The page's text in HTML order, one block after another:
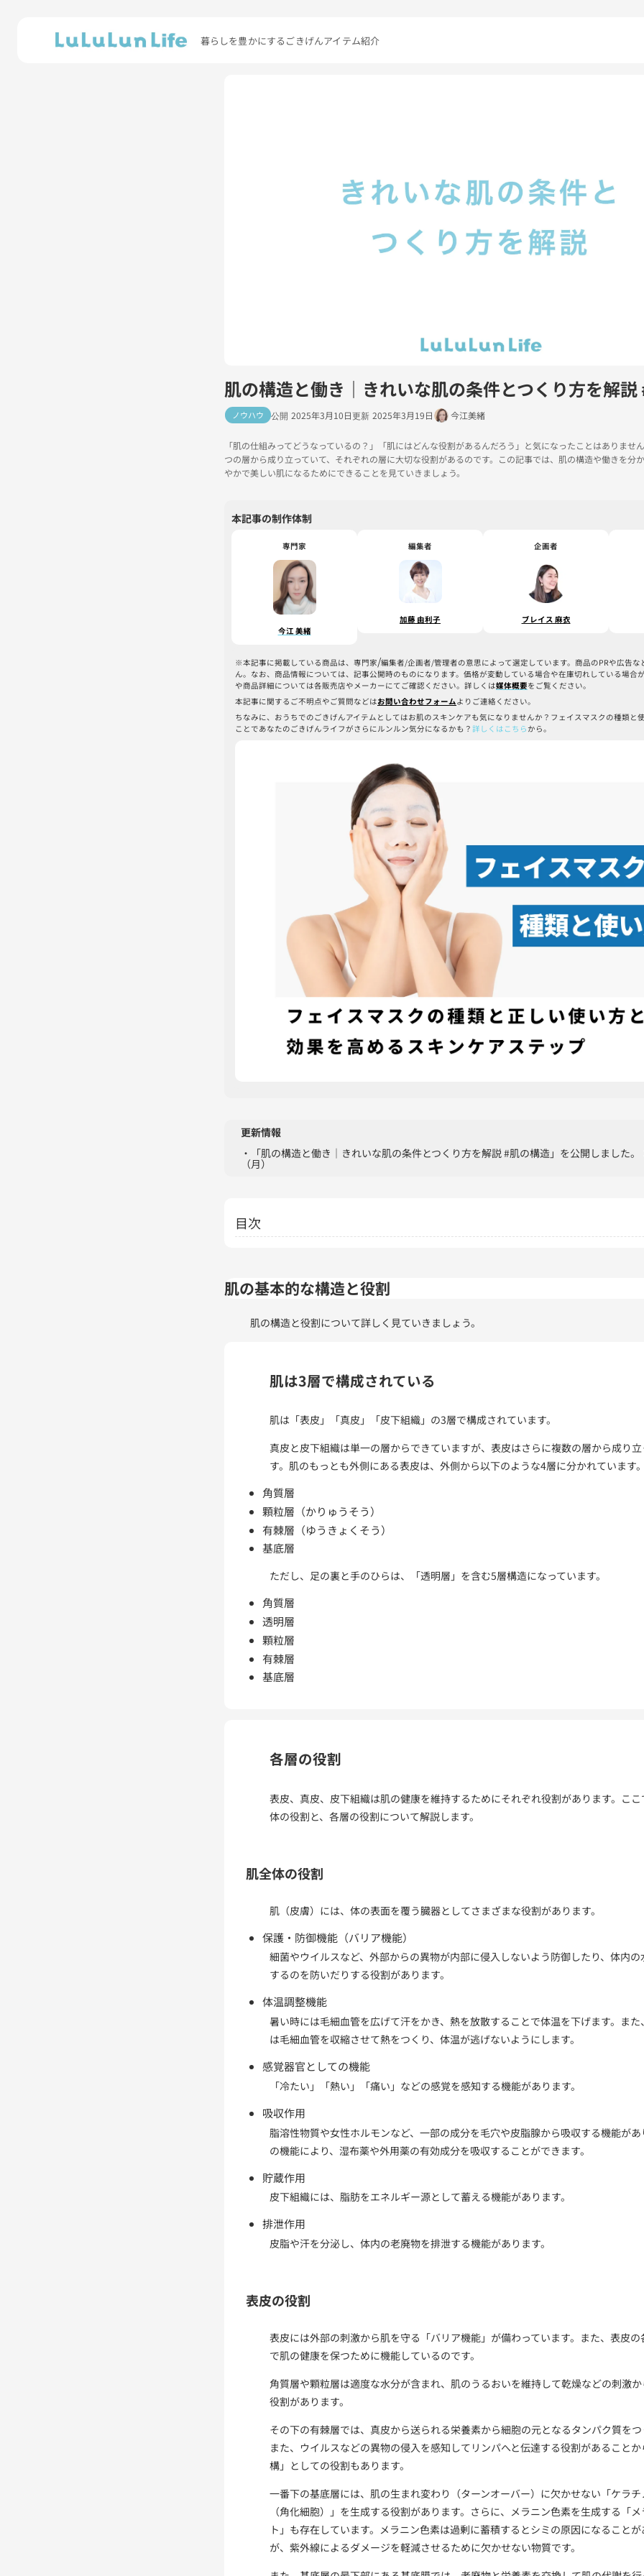
暮らしを豊かにするごきげんアイテム紹介
肌の構造と働き｜きれいな肌の条件とつくり方を解説
ノウハウ 2025年3月10日 2025年3月19日 今江美緒
「肌の仕組みってどうなっているの？」「肌にはどんな役割があるんだろう」と気になったことはありませ
つの層から成り立っていて、それぞれの層に大切な役割があるのです。この記事では、肌の構造や働きを分
やかで美しい肌になるためにできることを見ていきましょう。
本記事の制作体制
専門家
今江 美緒
編集者
加藤 由利子
企画者
ブレイス 麻衣
※本記事に掲載している商品は、専門家/編集者/企画者/管理者の意思によって選定しています。商品のPRや広告な
ん。なお、商品情報については、記事公開時のものになります。価格が変動している場合や在庫切れしている場合
や商品詳細については各販売店やメーカーにてご確認ください。詳しくは媒体概要をご覧ください。
本記事に関するご不明点やご質問などはお問い合わせフォームよりご連絡ください。
ちなみに、おうちでのごきげんアイテムとしてはお肌のスキンケアも気になりませんか？フェイスマスクの種類と
ことであなたのごきげんライフがさらにルンルン気分になるかも？ 詳しくはこちらから。
更新情報
・「肌の構造と働き｜きれいな肌の条件とつくり方を解説 #肌の構造」を公開しました
（月）
目次
肌の基本的な構造と役割
肌の構造と役割について詳しく見ていきましょう。
肌は3層で構成されている
肌は「表皮」「真皮」「皮下組織」の3層で構成されています。
真皮と皮下組織は単一の層からできていますが、表皮はさらに複数の層から成り立
す。肌のもっとも外側にある表皮は、外側から以下のような4層に分かれています。
角質層
顆粒層（かりゅうそう）
有棘層（ゆうきょくそう）
基底層
ただし、足の裏と手のひらは、「透明層」を含む5層構造になっています。
角質層
透明層
顆粒層
有棘層
基底層
各層の役割
表皮、真皮、皮下組織は肌の健康を維持するためにそれぞれ役割があります。こ
体の役割と、各層の役割について解説します。
肌全体の役割
肌（皮膚）には、体の表面を覆う臓器としてさまざまな役割があります。
保護・防御機能（バリア機能）
細菌やウイルスなど、外部からの異物が内部に侵入しないよう防御したり、体内の
するのを防いだりする役割があります。
体温調整機能
暑い時には毛細血管を広げて汗をかき、熱を放散することで体温を下げます。また
は毛細血管を収縮させて熱をつくり、体温が逃げないようにします。
感覚器官としての機能
「冷たい」「熱い」「痛い」などの感覚を感知する機能があります。
吸収作用
脂溶性物質や女性ホルモンなど、一部の成分を毛穴や皮脂腺から吸収する機能があ
の機能により、湿布薬や外用薬の有効成分を吸収することができます。
貯蔵作用
皮下組織には、脂肪をエネルギー源として蓄える機能があります。
排泄作用
皮脂や汗を分泌し、体内の老廃物を排泄する機能があります。
表皮の役割
表皮には外部の刺激から肌を守る「バリア機能」が備わっています。また、表皮の
で肌の健康を保つために機能しているのです。
角質層や顆粒層は適度な水分が含まれ、肌のうるおいを維持して乾燥などの刺激
役割があります。
その下の有棘層では、真皮から送られる栄養素から細胞の元となるタンパク質をつ
また、ウイルスなどの異物の侵入を感知してリンパへと伝達する役割があること
構」としての役割もあります。
一番下の基底層には、肌の生まれ変わり（ターンオーバー）に欠かせない「ケラチ
（角化細胞）」を生成する役割があります。さらに、メラニン色素を生成する「メ
ト」も存在しています。メラニン色素は過剰に蓄積するとシミの原因になることが
が、紫外線によるダメージを軽減させるために欠かせない物質です。